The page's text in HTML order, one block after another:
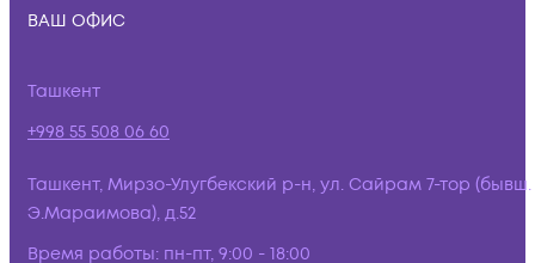
ВАШ ОФИС
Ташкент
+998 55 508 06 60
Ташкент, Мирзо-Улугбекский р-н, ул. Сайрам 7-тор (бывш.
Э.Мараимова), д.52
Время работы: пн-пт, 9:00 - 18:00